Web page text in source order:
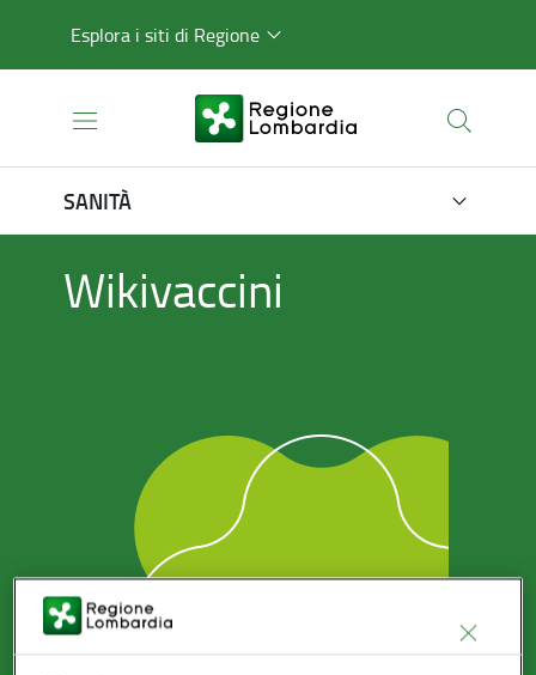
Esplora i siti di Regione
SANITÀ
Wikivaccini